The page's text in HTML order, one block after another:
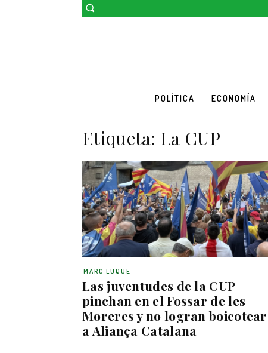
POLÍTICA ECONOMÍA
Etiqueta: La CUP
Las juventudes de la CUP
pinchan en el Fossar de les
Moreres y no logran boicotear
a Aliança Catalana
MARC LUQUE